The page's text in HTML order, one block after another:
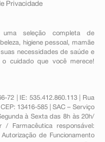
Privacidade
seleção completa de
, higiene pessoal ,mamãe
necessidades de saúde e
cuidado que você merece!
72 | IE: 535.412.860.113 | Rua
13416-585 | SAC – Serviço
à Sexta das 8h às 20h/
/ Farmacêutica responsável:
de Funcionamento